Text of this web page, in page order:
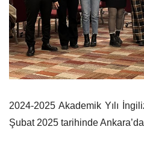
2024-2025 Akademik Yılı
Şubat 2025 tarihinde